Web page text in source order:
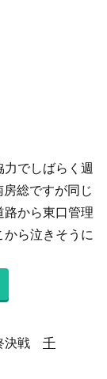
でしばらく週
総ですが同じ
路から東口管理
ら泣きそうに
決戦 千